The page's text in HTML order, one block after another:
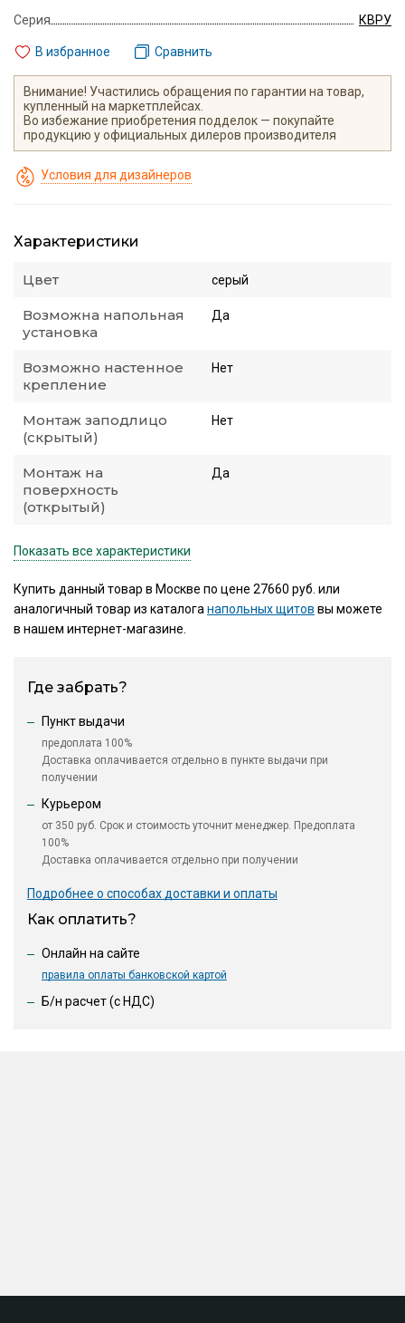
Серия
КВРУ
В избранное Сравнить
Внимание! Участились обращения по гарантии на товар,
купленный на маркетплейсах.
Во избежание приобретения подделок — покупайте
продукцию у официальных дилеров производителя
Условия для дизайнеров
Характеристики
Цвет серый
Возможна напольная
установка
Да
Возможно настенное
крепление
Нет
Монтаж заподлицо
(скрытый)
Нет
Монтаж на
поверхность
(открытый)
Да
Показать все характеристики
Купить данный товар в Москве по цене 27660 руб. или
аналогичный товар из каталоганапольных щитов вы можете
в нашем интернет-магазине.
Где забрать?
Пункт выдачи
предоплата 100%
Доставка оплачивается отдельно в пункте выдачи при
получении
Курьером
от 350 руб. Срок и стоимость уточнит менеджер. Предоплата
100%
Доставка оплачивается отдельно при получении
Подробнее о способах доставки и оплаты
Как оплатить?
Онлайн на сайте
правила оплаты банковской картой
Б/н расчет (c НДС)